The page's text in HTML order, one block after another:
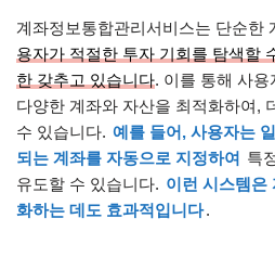
계좌정보통합관리서비스는 단순한
용자가 적절한 투자 기회를 탐색할
한 갖추고 있습니다. 이를 통해 사
다양한 계좌와 자산을 최적화하여,
수 있습니다. 예를 들어, 사용자는
되는 계좌를 자동으로 지정하여 특
유도할 수 있습니다. 이런 시스템은
화하는 데도 효과적입니다.